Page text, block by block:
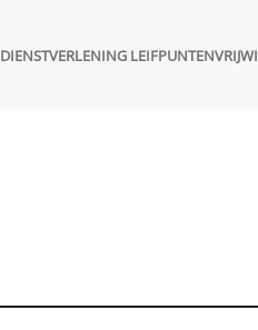
DIENSTVERLENING LEIFPUNTEN